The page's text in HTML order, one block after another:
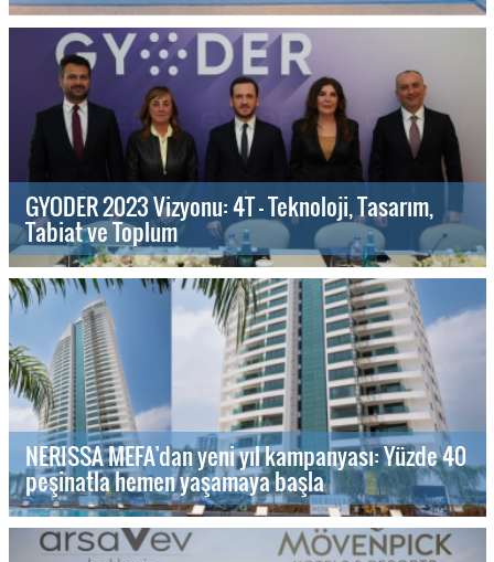
GYODER 2023 Vizyonu: 4T - Teknoloji, Tasarım,
Tabiat ve Toplum
NERISSA MEFA’dan yeni yıl kampanyası: Yüzde 40
peşinatla hemen yaşamaya başla